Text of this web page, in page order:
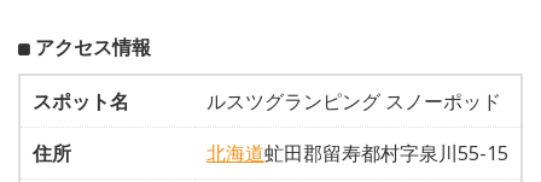
アクセス情報
スポット名
ルスツグランピング スノーポッド
住所
北海道虻田郡留寿都村字泉川55-15